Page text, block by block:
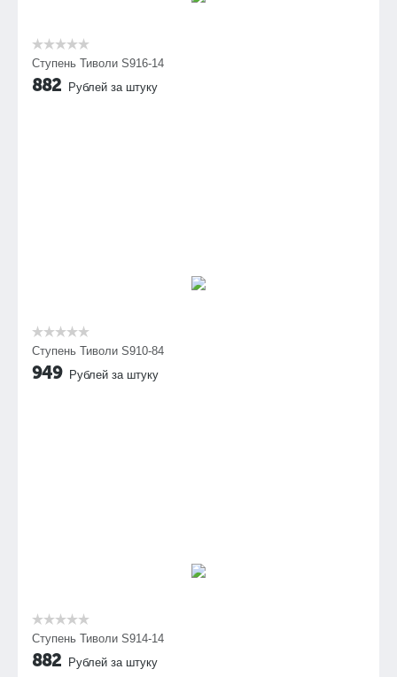
Ступень Тиволи S916-14
882 Рублей за штуку
Ступень Тиволи S910-84
949 Рублей за штуку
Ступень Тиволи S914-14
882 Рублей за штуку